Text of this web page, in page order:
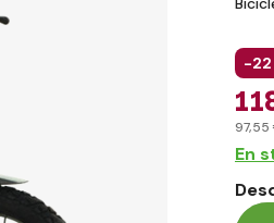
-22
97,55
En